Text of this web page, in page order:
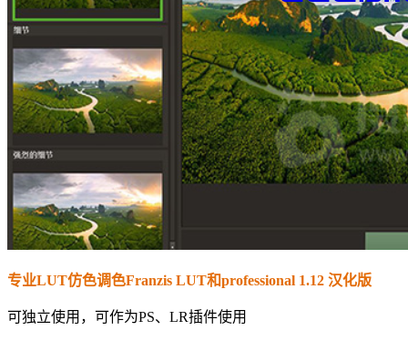
专业LUT仿色调色Franzis LUT和professional 1.12 汉化版
可独立使用，可作为PS、LR插件使用